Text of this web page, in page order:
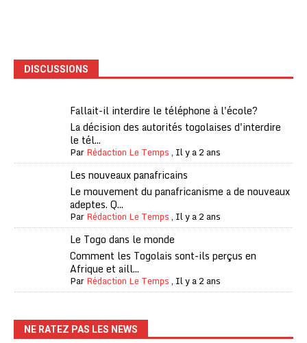
DISCUSSIONS
Fallait-il interdire le téléphone à l'école?
La décision des autorités togolaises d'interdire
le tél...
ParRédaction Le Temps, Il y a 2 ans
Les nouveaux panafricains
Le mouvement du panafricanisme a de nouveaux
adeptes. Q...
ParRédaction Le Temps, Il y a 2 ans
Le Togo dans le monde
Comment les Togolais sont-ils perçus en
Afrique et aill...
ParRédaction Le Temps, Il y a 2 ans
NE RATEZ PAS LES NEWS